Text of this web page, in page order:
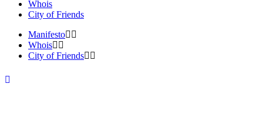
Whois
City of Friends
Manifesto
Whois
City of Friends